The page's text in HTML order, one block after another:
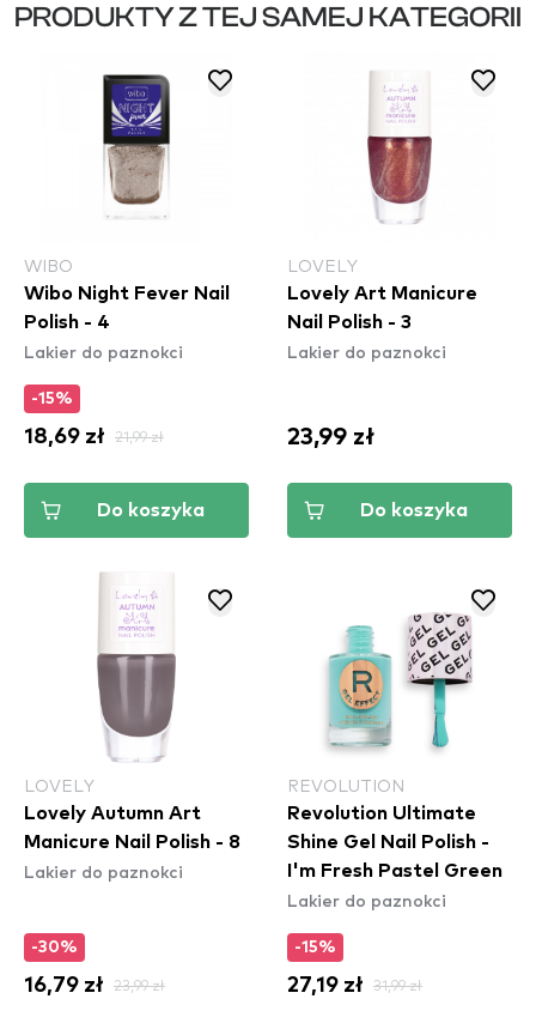
PRODUKTY Z TEJ SAMEJ KATEGORII
WIBO
Wibo Night Fever Nail
Polish - 4
Lakier do paznokci
-15%
18,69 zł 21,99 zł
Do koszyka
LOVELY
Lovely Art Manicure
Nail Polish - 3
Lakier do paznokci
23,99 zł
Do koszyka
LOVELY
Lovely Autumn Art
Manicure Nail Polish - 8
Lakier do paznokci
-30%
16,79 zł 23,99 zł
REVOLUTION
Revolution Ultimate
Shine Gel Nail Polish -
I'm Fresh Pastel Green
Lakier do paznokci
-15%
27,19 zł 31,99 zł